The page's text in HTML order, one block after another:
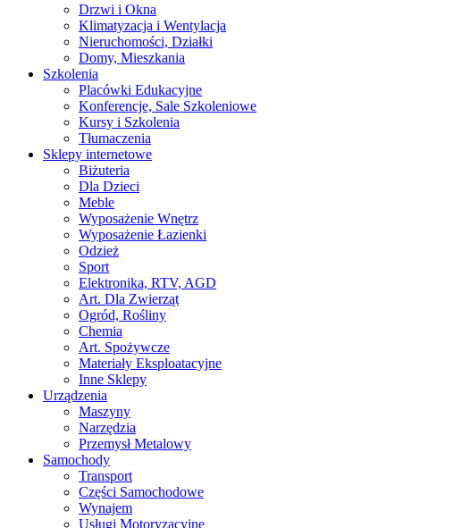
Drzwi i Okna
Klimatyzacja i Wentylacja
Nieruchomości, Działki
Domy, Mieszkania
Szkolenia
Placówki Edukacyjne
Konferencje, Sale Szkoleniowe
Kursy i Szkolenia
Tłumaczenia
Sklepy internetowe
Biżuteria
Dla Dzieci
Meble
Wyposażenie Wnętrz
Wyposażenie Łazienki
Odzież
Sport
Elektronika, RTV, AGD
Art. Dla Zwierząt
Ogród, Rośliny
Chemia
Art. Spożywcze
Materiały Eksploatacyjne
Inne Sklepy
Urządzenia
Maszyny
Narzędzia
Przemysł Metalowy
Samochody
Transport
Części Samochodowe
Wynajem
Usługi Motoryzacyjne